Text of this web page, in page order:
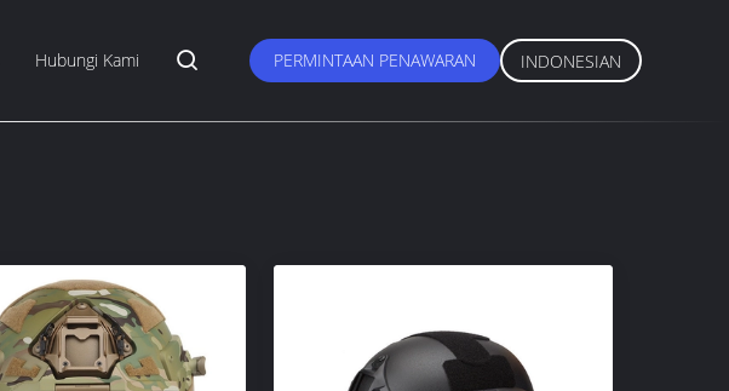
Hubungi Kami PERMINTAAN PENAWARAN INDONESIAN